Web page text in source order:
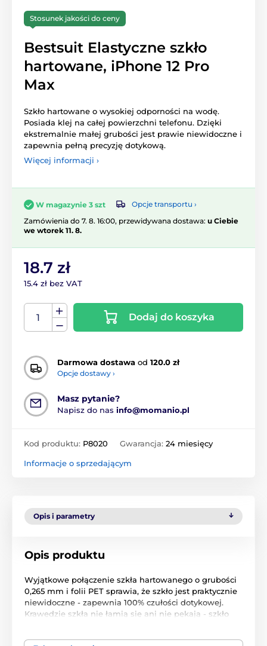
Stosunek jakości do ceny
Bestsuit Elastyczne szkło
hartowane, iPhone 12 Pro
Max
Szkło hartowane o wysokiej odporności na wodę.
Posiada klej na całej powierzchni telefonu. Dzięki
ekstremalnie małej grubości jest prawie niewidoczne i
zapewnia pełną precyzję dotykową.
Więcej informacji ›
W magazynie 3 szt
Opcje transportu ›
Zamówienia do 7. 8. 16:00, przewidywana dostawa: u Ciebie
we wtorek 11. 8.
18.7 zł
15.4 zł bez VAT
Dodaj do koszyka
Darmowa dostawa od 120.0 zł
Opcje dostawy ›
Masz pytanie?
Napisz do nas info@momanio.pl
Kod produktu: P8020 Gwarancja: 24 miesięcy
Informacje o sprzedającym
Opis i parametry
Opis produktu
Wyjątkowe połączenie szkła hartowanego o grubości
0,265 mm i folii PET sprawia, że szkło jest praktycznie
niewidoczne - zapewnia 100% czułości dotykowej.
Krawędzie szkła nie łamią się ani nie pękają - szkło